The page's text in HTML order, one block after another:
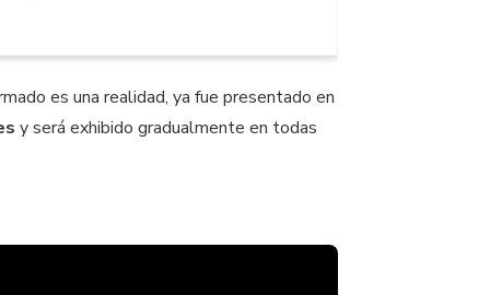
es una realidad, ya fue presentado en
y será exhibido gradualmente en todas